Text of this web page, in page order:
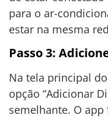
para o ar-
estar na mesma
Passo 3:
Na tela principal
opção “Adicionar
semelhante. O